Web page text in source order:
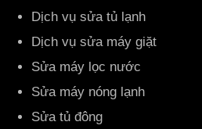
Dịch vụ sửa tủ lạnh
Dịch vụ sửa máy giặt
Sửa máy lọc nước
Sửa máy nóng lạnh
Sửa tủ đông